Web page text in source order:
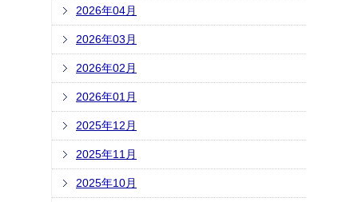
2026年04月
2026年03月
2026年02月
2026年01月
2025年12月
2025年11月
2025年10月